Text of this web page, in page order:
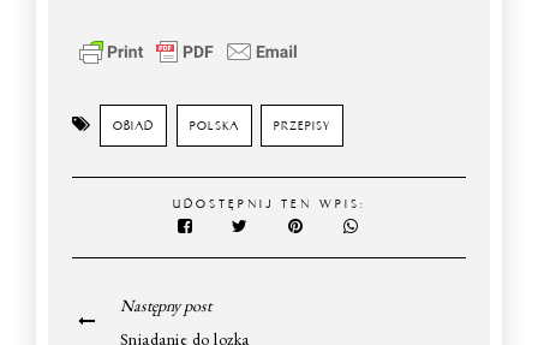
OBIAD POLSKA PRZEPISY
UDOSTĘPNIJ TEN WPIS:
Następny post
Sniadanie do lozka